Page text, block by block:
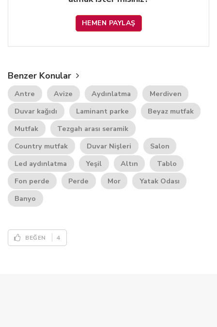
HEMEN PAYLAŞ
Benzer Konular
Antre Avize Aydınlatma
Merdiven
Duvar kağıdı
Laminant parke
Beyaz mutfak
Mutfak
Tezgah arası seramik
Country mutfak
Duvar Nişleri
Salon
Led aydınlatma
Yeşil Altın
Tablo
Fon perde
Perde Mor
Yatak Odası
Banyo
BEĞEN 4